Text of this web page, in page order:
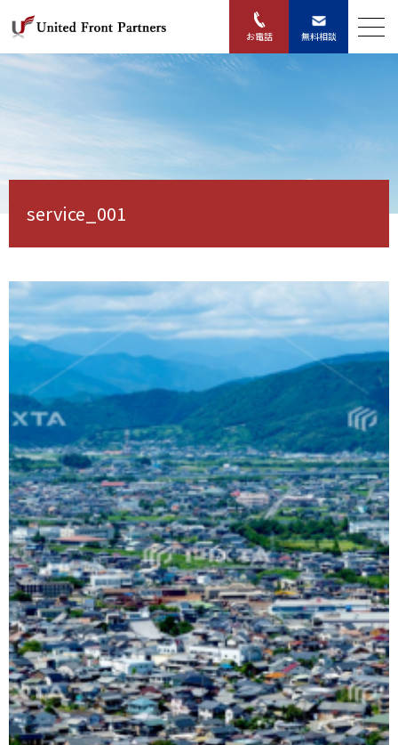
お電話 無料相談
service_001